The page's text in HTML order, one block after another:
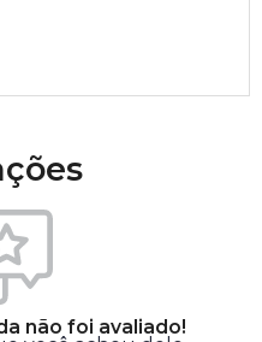
não foi avaliado!